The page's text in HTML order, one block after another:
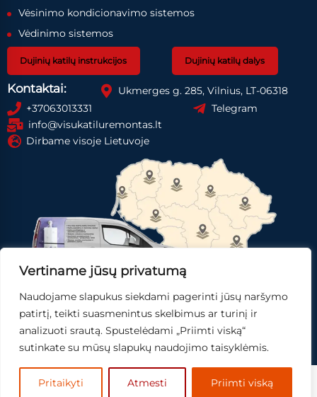
Vertiname jūsų privatumą
Naudojame slapukus siekdami pagerinti jūsų naršymo
patirtį, teikti suasmenintus skelbimus ar turinį ir
analizuoti srautą. Spustelėdami „Priimti viską“
sutinkate su mūsų slapukų naudojimo taisyklėmis.
Pritaikyti Atmesti Priimti viską
Vėsinimo kondicionavimo sistemos
Vėdinimo sistemos
Dujinių katilų instrukcijos Dujinių katilų dalys
Kontaktai:
Ukmerges g. 285, Vilnius, LT-06318
+37063013331
Telegram
info@visukatiluremontas.lt
Dirbame visoje Lietuvoje
Registruotis paslaugai Gauti pasiūlymą
© 2025 Mingo IT, sprendimai.